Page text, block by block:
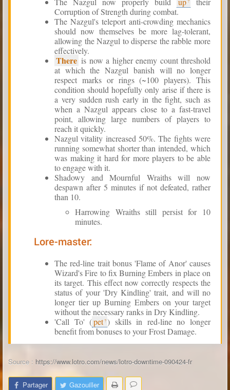
Corruption of Strength during combat.
The Nazgul's teleport anti-crowding mechanics
should now themselves be more lag-tolerant,
allowing the Nazgul to disperse the rabble more
effectively.
There is now a higher enemy count threshold
at which the Nazgul banish will no longer
respect marks or rings (~100 players). This
condition should hopefully only arise if there is
a very sudden rush early in the fight, such as
when a Nazgul appears close to a fast-travel
point, allowing large numbers of players to
reach it quickly.
Nazgul vitality increased 50%. The fights were
running somewhat shorter than intended, which
was making it hard for more players to be able
to engage with it.
Shadowy and Mournful Wraiths will now
despawn after 5 minutes if not defeated, rather
than 10.
Harrowing Wraiths still persist for 10
minutes.
Lore-master:
The red-line trait bonus 'Flame of Anor' causes
Wizard's Fire to fix Burning Embers in place on
its target. This effect now correctly respects the
status of your 'Dry Kindling' trait, and will no
longer tier up Burning Embers on your target
without the necessary ranks in Dry Kindling.
'Call To' (pet ) skills in red-line no longer
benefit from bonuses to your Frost Damage.
Source : https://www.lotro.com/news/lotro-downtime-090424-fr
Partager Gazouiller